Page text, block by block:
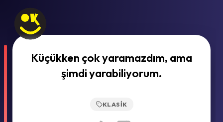
Küçükken çok yaramazdım, ama
şimdi yarabiliyorum.
KLASIK